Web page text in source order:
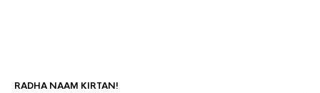
RADHA NAAM KIRTAN!